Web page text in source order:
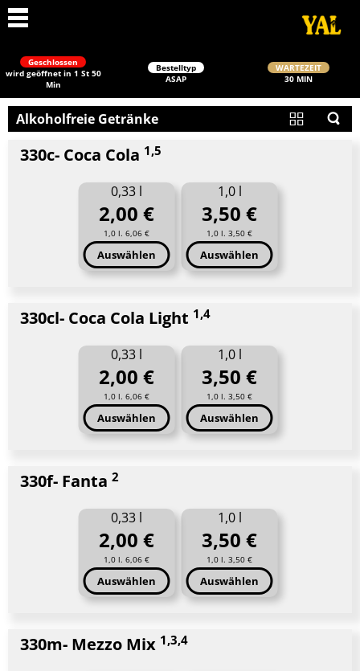
Geschlossen
wird geöffnet in 1 St 50
Min
Bestelltyp
ASAP
WARTEZEIT
30 MIN
Alkoholfreie Getränke
330c- Coca Cola 1,5
0,33 l
2,00 €
1,0 l. 6,06 €
Auswählen
1,0 l
3,50 €
1,0 l. 3,50 €
Auswählen
330cl- Coca Cola Light 1,4
0,33 l
2,00 €
1,0 l. 6,06 €
Auswählen
1,0 l
3,50 €
1,0 l. 3,50 €
Auswählen
330f- Fanta 2
0,33 l
2,00 €
1,0 l. 6,06 €
Auswählen
1,0 l
3,50 €
1,0 l. 3,50 €
Auswählen
330m- Mezzo Mix 1,3,4